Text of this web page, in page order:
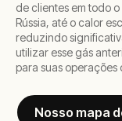
de clientes em todo
Rússia, até o calor
reduzindo
utilizar esse gás
para suas
Nosso mapa